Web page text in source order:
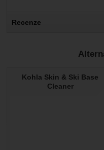
Recenze
Nebyla
Kohla Skin & Ski Base
Cleaner